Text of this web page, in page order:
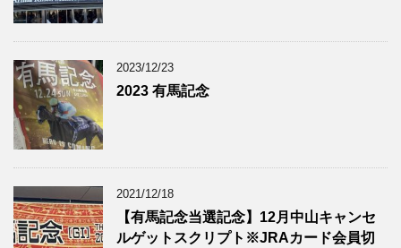
2023/12/23
2023 有馬記念
2021/12/18
【有馬記念当選記念】12月中山キャンセ
ルゲットスクリプト※JRAカード会員切